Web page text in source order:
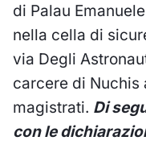
di Palau
nella cella di
via Degli
carcere di Nuchis
magistrati. Di
con le